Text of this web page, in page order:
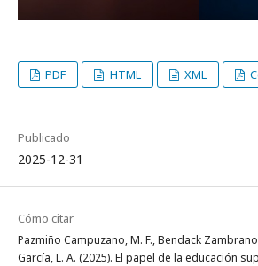
PDF HTML XML
Publicado
2025-12-31
Cómo citar
Pazmiño Campuzano, M. F., Bendack
García, L. A. (2025). El papel de la educación